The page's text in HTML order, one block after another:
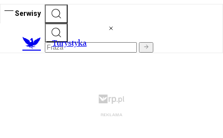
Serwisy
Turystyka